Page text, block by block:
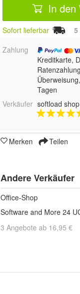
In den
Sofort lieferbar 5
Zahlung
Kreditkarte,
Tagen
Verkäufer softload shop
Merken Teilen
Andere Verkäufer
Office-Shop
Software and More 24
3 Angebote ab 16,95 €